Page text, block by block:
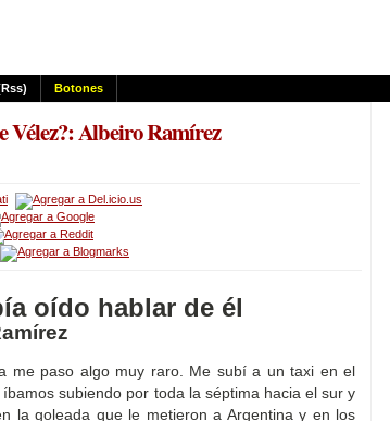
Botones
Vélez?: Albeiro Ramírez
oído hablar de él
me paso algo muy raro. Me subí a un taxi en el
subiendo por toda la séptima hacia el sur y
la goleada que le metieron a Argentina y en los